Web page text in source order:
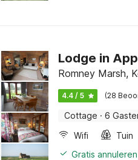
Lodge in
Romney Marsh,
4.4 / 5 (28
Cottage · 6
Wifi
Tuin
Gratis